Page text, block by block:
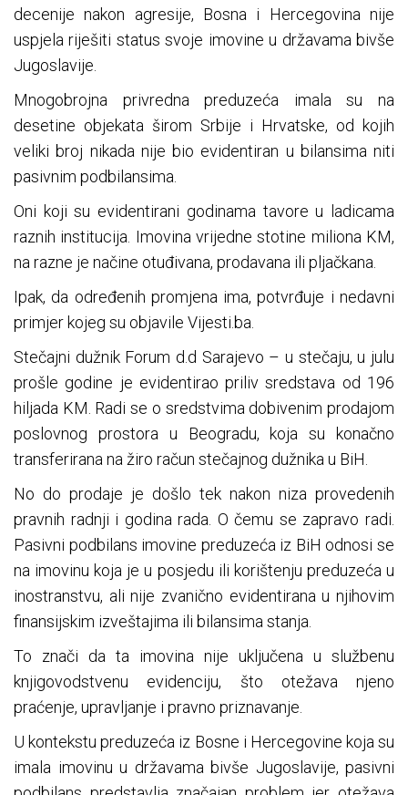
decenije nakon agresije, Bosna i Hercegovina nije
uspjela riješiti status svoje imovine u državama bivše
Jugoslavije.
Mnogobrojna privredna preduzeća imala su na
desetine objekata širom Srbije i Hrvatske, od kojih
veliki broj nikada nije bio evidentiran u bilansima niti
pasivnim podbilansima.
Oni koji su evidentirani godinama tavore u ladicama
raznih institucija. Imovina vrijedne stotine miliona KM,
na razne je načine otuđivana, prodavana ili pljačkana.
Ipak, da određenih promjena ima, potvrđuje i nedavni
primjer kojeg su objavile Vijesti.ba.
Stečajni dužnik Forum d.d Sarajevo – u stečaju, u julu
prošle godine je evidentirao priliv sredstava od 196
hiljada KM. Radi se o sredstvima dobivenim prodajom
poslovnog prostora u Beogradu, koja su konačno
transferirana na žiro račun stečajnog dužnika u BiH.
No do prodaje je došlo tek nakon niza provedenih
pravnih radnji i godina rada. O čemu se zapravo radi.
Pasivni podbilans imovine preduzeća iz BiH odnosi se
na imovinu koja je u posjedu ili korištenju preduzeća u
inostranstvu, ali nije zvanično evidentirana u njihovim
finansijskim izveštajima ili bilansima stanja.
To znači da ta imovina nije uključena u službenu
knjigovodstvenu evidenciju, što otežava njeno
praćenje, upravljanje i pravno priznavanje.
U kontekstu preduzeća iz Bosne i Hercegovine koja su
imala imovinu u državama bivše Jugoslavije, pasivni